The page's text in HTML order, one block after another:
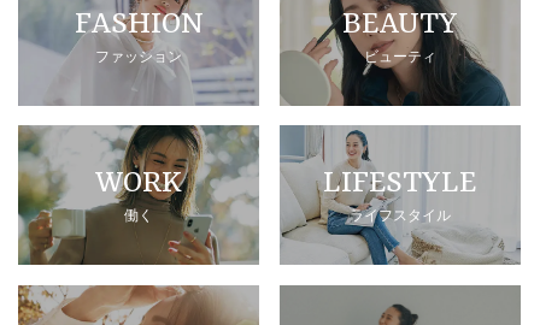
FASHION
ファッション
BEAUTY
ビューティ
WORK
働く
LIFESTYLE
ライフスタイル